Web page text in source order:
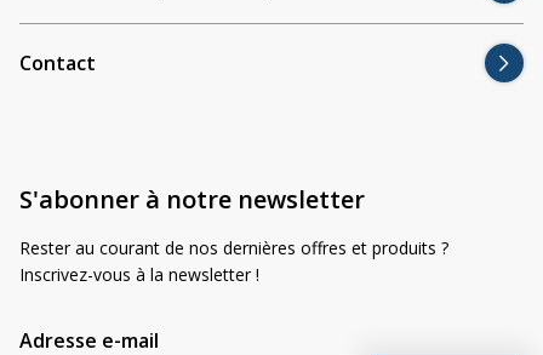
Contact
S'abonner à notre newsletter
Rester au courant de nos dernières offres et produits ?
Inscrivez-vous à la newsletter !
Adresse e-mail